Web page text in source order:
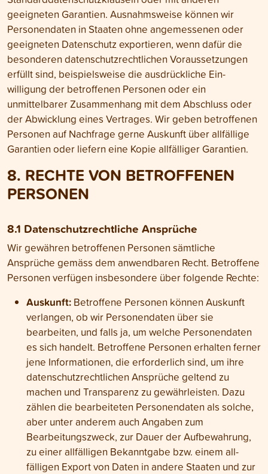
geeigneten Garantien. Ausnahms­weise können wir
Personen­daten in Staaten ohne angemessenen oder
geeigneten Daten­schutz exportieren, wenn dafür die
besonderen daten­schutz­rechtlichen Voraus­setzungen
erfüllt sind, beispiels­weise die aus­drückliche Ein­
willigung der betroffenen Personen oder ein
unmittelbarer Zusammen­hang mit dem Abschluss oder
der Abwicklung eines Vertrages. Wir geben betroffenen
Personen auf Nachfrage gerne Aus­kunft über all­fällige
Garantien oder liefern eine Kopie all­fälliger Garantien.
8. RECHTE VON BETROFFENEN
PERSONEN
8.1 Daten­schutz­rechtliche Ansprüche
Wir gewähren betroffenen Personen sämt­liche
Ansprüche gemäss dem anwendbaren Recht. Betroffene
Personen verfügen insbesondere über folgende Rechte:
Auskunft: Betroffene Personen können Auskunft
verlangen, ob wir Personen­daten über sie
bearbeiten, und falls ja, um welche Personen­daten
es sich handelt. Betroffene Personen erhalten ferner
jene Infor­mationen, die erforder­lich sind, um ihre
daten­schutz­rechtlichen Ansprüche geltend zu
machen und Trans­parenz zu gewähr­leisten. Dazu
zählen die bearbeiteten Personen­daten als solche,
aber unter anderem auch Angaben zum
Bearbeitungs­zweck, zur Dauer der Auf­bewahrung,
zu einer all­fälligen Bekannt­gabe bzw. einem all­
fälligen Export von Daten in andere Staaten und zur